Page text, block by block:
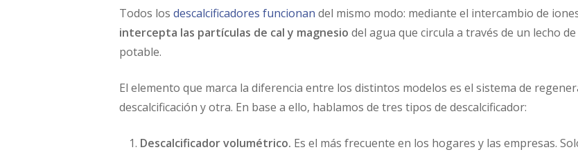
Todos losdescalcificadores funcionan del mismo modo: mediante el intercambio de
intercepta las partículas de cal y magnesio del agua que circula a través de un lecho
potable.
El elemento que marca la diferencia entre los distintos modelos es el sistema de
descalcificación y otra. En base a ello, hablamos de tres tipos de descalcificador:
Descalcificador volumétrico. Es el más frecuente en los hogares y las empresas.